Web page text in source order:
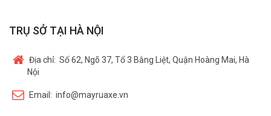
TRỤ SỞ TẠI HÀ NỘI
Địa chỉ: Số 62, Ngõ 37, Tổ 3 Bằng Liệt, Quận Hoàng Mai, Hà
Nội
Email: info@mayruaxe.vn